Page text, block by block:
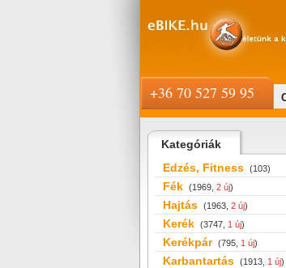
Kategóriák
Edzés, Fitness (103)
Fék (1969, 2 új)
Hajtás (1963, 2 új)
Kerék (3747, 1 új)
Kerékpár (795, 1 új)
Karbantartás (1913, 1 új)
+36 70 527 59 95